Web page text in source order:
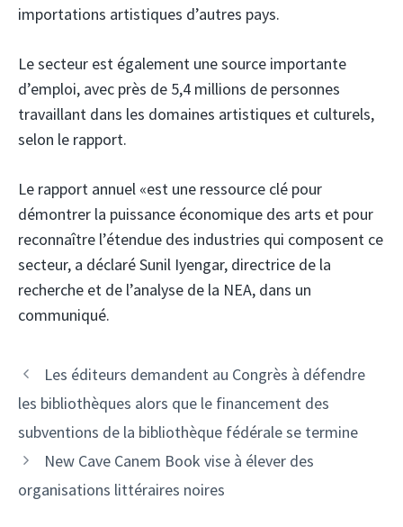
importations artistiques d’autres pays.
Le secteur est également une source importante
d’emploi, avec près de 5,4 millions de personnes
travaillant dans les domaines artistiques et culturels,
selon le rapport.
Le rapport annuel «est une ressource clé pour
démontrer la puissance économique des arts et pour
reconnaître l’étendue des industries qui composent ce
secteur, a déclaré Sunil Iyengar, directrice de la
recherche et de l’analyse de la NEA, dans un
communiqué.
Les éditeurs demandent au Congrès à défendre
les bibliothèques alors que le financement des
subventions de la bibliothèque fédérale se termine
New Cave Canem Book vise à élever des
organisations littéraires noires